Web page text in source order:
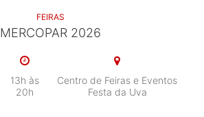
FEIRAS
MERCOPAR 2026
13h às
20h
Centro de Feiras e Eventos
Festa da Uva